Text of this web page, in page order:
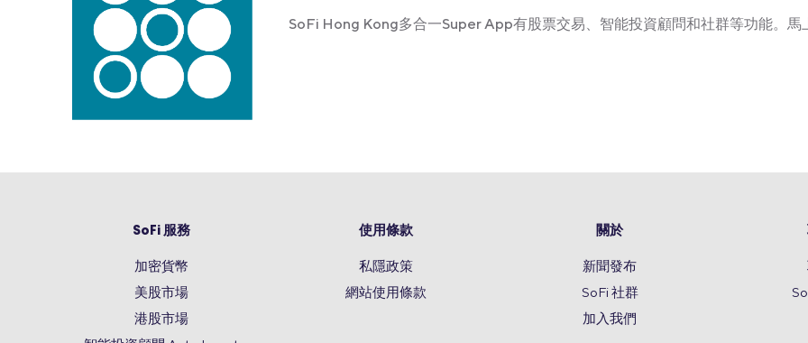
SoFi Hong Kong多合一Super App有股票交易、智能投資顧問和社群等功能。
SoFi 服務
加密貨幣
美股市場
港股市場
使用條款
私隱政策
網站使用條款
關於
新聞發布
SoFi 社群
加入我們